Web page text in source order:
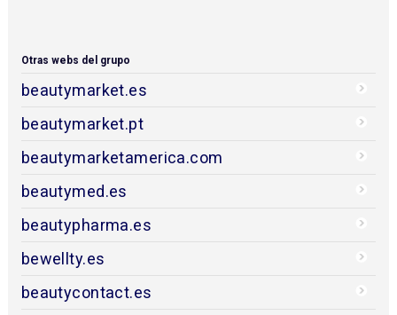
Otras webs del grupo
beautymarket.es
beautymarket.pt
beautymarketamerica.com
beautymed.es
beautypharma.es
bewellty.es
beautycontact.es